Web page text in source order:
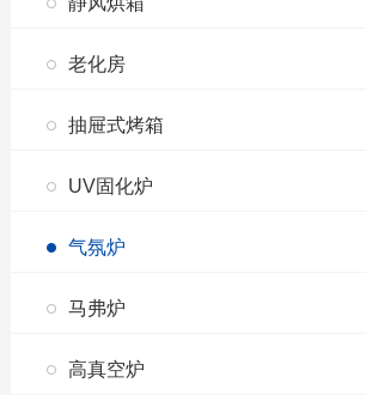
老化房
抽屉式烤箱
UV固化炉
气氛炉
马弗炉
高真空炉